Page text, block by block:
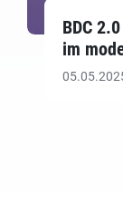
BDC
im